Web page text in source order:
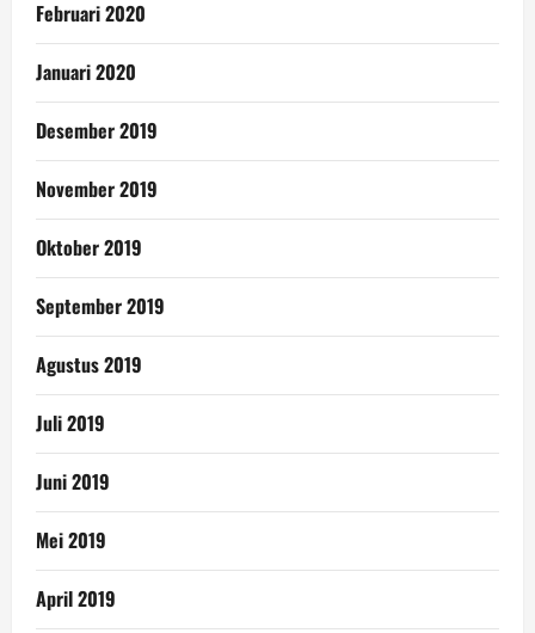
Februari 2020
Januari 2020
Desember 2019
November 2019
Oktober 2019
September 2019
Agustus 2019
Juli 2019
Juni 2019
Mei 2019
April 2019